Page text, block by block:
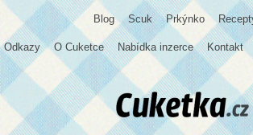
Blog Scuk Prkýnko
Odkazy O Cuketce Nabídka inzerce Kontakt